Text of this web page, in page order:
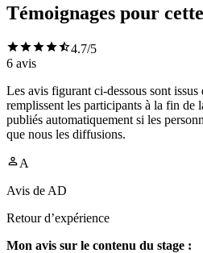
Témoignages pour
4.7/5
6 avis
Les avis figurant ci-dessous sont
remplissent les participants à la fin de
publiés automatiquement si les
que nous les diffusions.
A
Avis de AD
Retour d’expérience
Mon avis sur le contenu du stage :